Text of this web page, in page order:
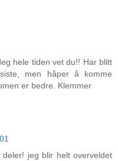
hele tiden vet du!! Har blitt
men håper å komme
er bedre. Klemmer
jeg blir helt overveldet